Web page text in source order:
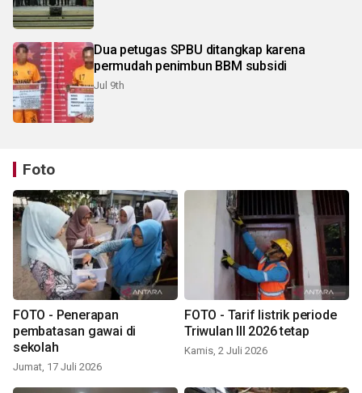
Dua petugas SPBU ditangkap karena
permudah penimbun BBM subsidi
Jul 9th
Foto
FOTO - Penerapan
pembatasan gawai di
sekolah
Jumat, 17 Juli 2026
FOTO - Tarif listrik periode
Triwulan III 2026 tetap
Kamis, 2 Juli 2026